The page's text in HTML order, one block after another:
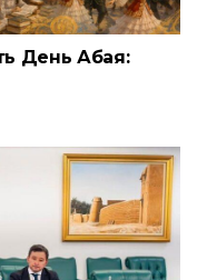
День Абая: